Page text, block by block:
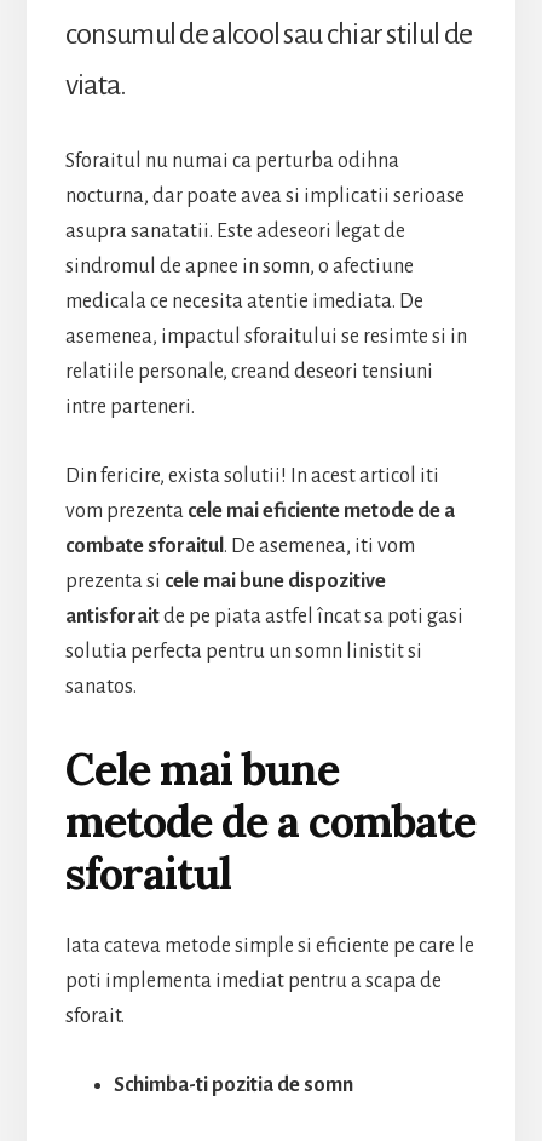
consumul de alcool sau chiar stilul de
viata.
Sforaitul nu numai ca perturba odihna
nocturna, dar poate avea si implicatii serioase
asupra sanatatii. Este adeseori legat de
sindromul de apnee in somn, o afectiune
medicala ce necesita atentie imediata. De
asemenea, impactul sforaitului se resimte si in
relatiile personale, creand deseori tensiuni
intre parteneri.
Din fericire, exista solutii! In acest articol iti
vom prezenta cele mai eficiente metode de a
combate sforaitul . De asemenea, iti vom
prezenta si cele mai bune dispozitive
antisforaitde pe piata astfel încat sa poti gasi
solutia perfecta pentru un somn linistit si
sanatos.
Cele mai bune
metode de a combate
sforaitul
Iata cateva metode simple si eficiente pe care le
poti implementa imediat pentru a scapa de
sforait.
Schimba-ti pozitia de somn